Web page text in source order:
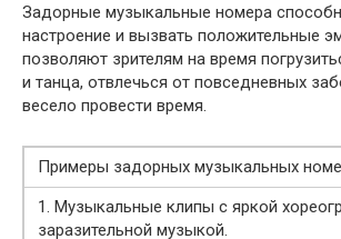
Задорные музыкальные номера
настроение и вызвать положительные
позволяют зрителям на время
и танца, отвлечься от повседневных
весело провести время.
Примеры задорных музыкальных
1. Музыкальные клипы с яркой
заразительной музыкой.